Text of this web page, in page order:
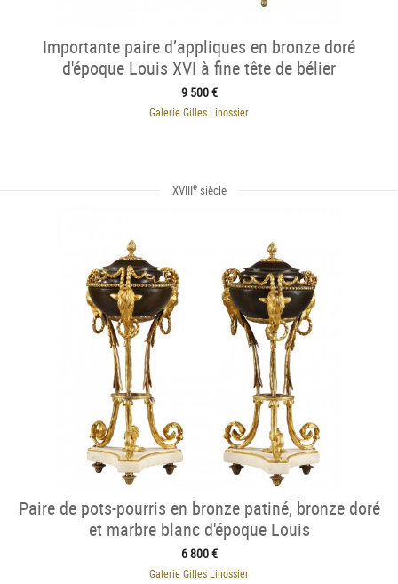
Importante paire d’appliques en bronze doré
d'époque Louis XVI à fine tête de bélier
9 500 €
Galerie Gilles Linossier
XVIIIesiècle
Paire de pots-pourris en bronze patiné, bronze doré
et marbre blanc d'époque Louis
6 800 €
Galerie Gilles Linossier